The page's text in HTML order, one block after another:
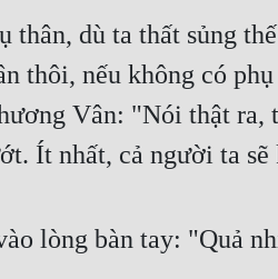
dù ta thất sủng
thôi, nếu không có
Vân: "Nói thật ra,
Ít nhất, cả người ta
lòng bàn tay: "Quả